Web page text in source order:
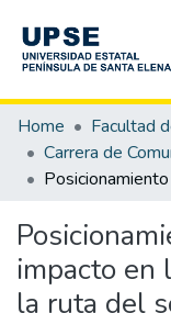
Communities &
All of DSpace
Statistics
Home
Carrera de
impacto en
la ruta del